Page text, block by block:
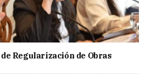
Regularización de Obras